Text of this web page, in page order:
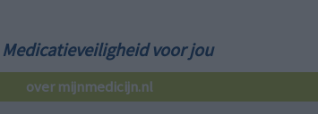
Medicatieveiligheid voor jou
over mijnmedicijn.nl